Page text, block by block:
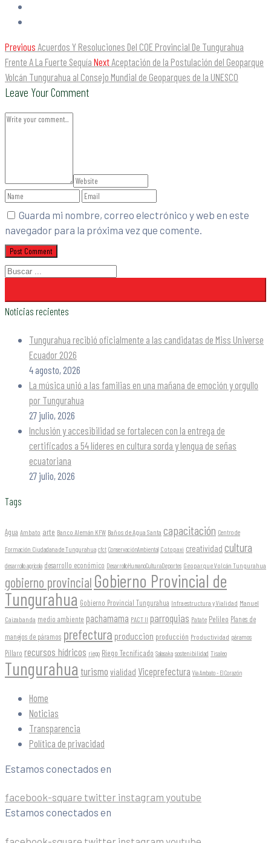
Previous Acuerdos Y Resoluciones Del COE Provincial De Tungurahua
Frente A La Fuerte Sequía Next Aceptación de la Postulación del Geoparque
Volcán Tungurahua al Consejo Mundial de Geoparques de la UNESCO
Leave Your Comment
Guarda mi nombre, correo electrónico y web en este
navegador para la próxima vez que comente.
Noticias recientes
Tungurahua recibió oficialmente a las candidatas de Miss Universe
Ecuador 2026
4 agosto, 2026
La música unió a las familias en una mañana de emoción y orgullo
por Tungurahua
27 julio, 2026
Inclusión y accesibilidad se fortalecen con la entrega de
certificados a 54 líderes en cultura sorda y lengua de señas
ecuatoriana
27 julio, 2026
Tags
Agua Ambato arte Banco Alemán KFW Baños de Agua Santa capacitación Centro de
Formación Ciudadana de Tungurahua cfct ConservaciónAmbiental Cotopaxi creatividad cultura
desarrollo agrícola desarrollo económico DesarrolloHumanoCulturaDeportes Geoparque Volcán Tungurahua
gobierno provincial Gobierno Provincial de
Tungurahua Gobierno Provincial Tungurahua Infraestructura y Vialidad Manuel
Caizabanda medio ambiente pachamama PACT II parroquias Patate Pelileo Planes de
manejos de páramos prefectura produccion producción Productividad páramos
Píllaro recursos hídricos riego Riego Tecnificado Salasaka sostenibilidad Tisaleo
Tungurahua turismo vialidad Viceprefectura Vía Ambato - El Corazón
Home
Noticias
Transparencia
Política de privacidad
Estamos conectados en
facebook-square twitter instagram youtube
Estamos conectados en